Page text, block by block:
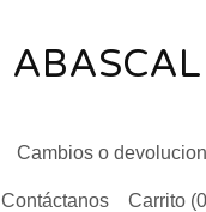
ABASCAL
Cambios o
Contáctanos Carrito (0